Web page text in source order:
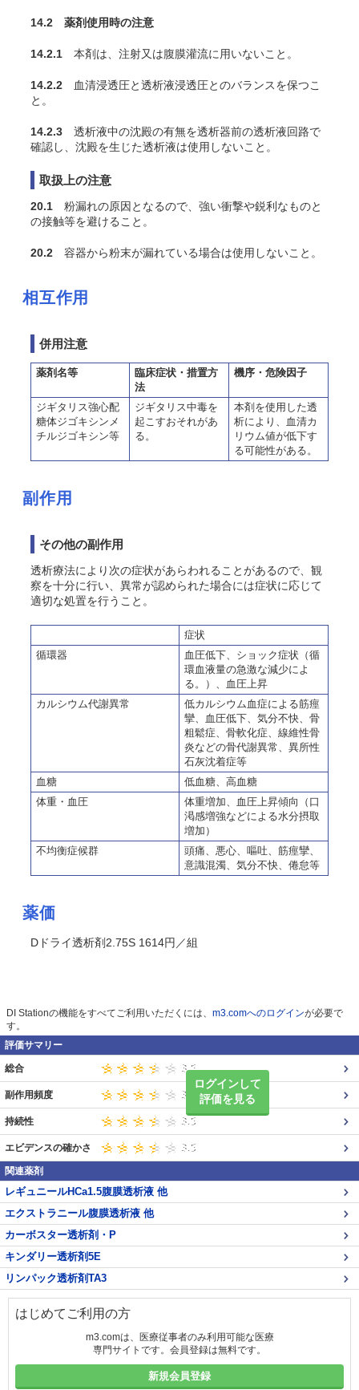
14.2 薬剤使用時の注意
14.2.1 本剤は、注射又は腹膜灌流に用いないこと。
14.2.2 血清浸透圧と透析液浸透圧とのバランスを保つこ
と。
14.2.3 透析液中の沈殿の有無を透析器前の透析液回路で
確認し、沈殿を生じた透析液は使用しないこと。
取扱上の注意
20.1 粉漏れの原因となるので、強い衝撃や鋭利なものと
の接触等を避けること。
20.2 容器から粉末が漏れている場合は使用しないこと。
相互作用
併用注意
薬剤名等
臨床症状・措置方
法
機序・危険因子
ジギタリス強心配
糖体ジゴキシンメ
チルジゴキシン等
ジギタリス中毒を
起こすおそれがあ
る。
本剤を使用した透
析により、血清カ
リウム値が低下す
る可能性がある。
副作用
その他の副作用
透析療法により次の症状があらわれることがあるので、観
察を十分に行い、異常が認められた場合には症状に応じて
適切な処置を行うこと。
症状
循環器
血圧低下、ショック症状（循
環血液量の急激な減少によ
る。）、血圧上昇
カルシウム代謝異常
低カルシウム血症による筋痙
攣、血圧低下、気分不快、骨
粗鬆症、骨軟化症、線維性骨
炎などの骨代謝異常、異所性
石灰沈着症等
血糖
低血糖、高血糖
体重・血圧
体重増加、血圧上昇傾向（口
渇感増強などによる水分摂取
増加）
不均衡症候群
頭痛、悪心、嘔吐、筋痙攣、
意識混濁、気分不快、倦怠等
薬価
Dドライ透析剤2.75S 1614円／組
DI Stationの機能をすべてご利用いただくには、 m3.comへのログインが必要で
す。
評価サマリー
ログインして
評価を見る
総合
副作用頻度
持続性
エビデンスの確かさ
関連薬剤
レギュニールHCa1.5腹膜透析液 他
エクストラニール腹膜透析液 他
カーボスター透析剤・P
キンダリー透析剤5E
リンパック透析剤TA3
はじめてご利用の方
m3.comは、医療従事者のみ利用可能な医療
専門サイトです。会員登録は無料です。
新規会員登録